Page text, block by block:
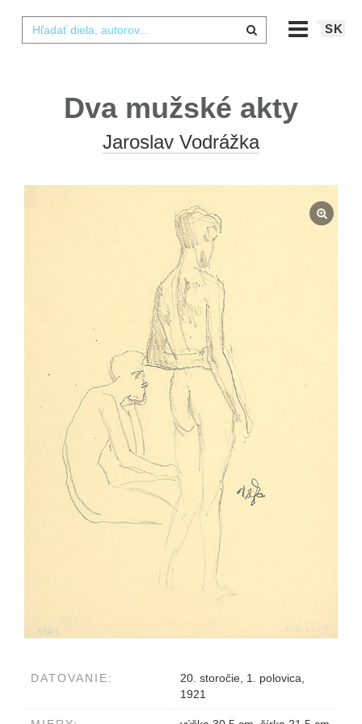
SK
Dva mužské akty
Jaroslav Vodrážka
DATOVANIE:
20. storočie, 1. polovica,
1921